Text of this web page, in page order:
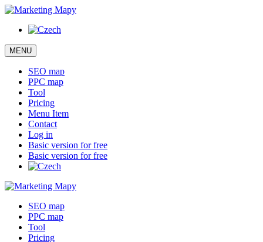
MENU
SEO map
PPC map
Tool
Pricing
Menu Item
Contact
Log in
Basic version for free
Basic version for free
SEO map
PPC map
Tool
Pricing